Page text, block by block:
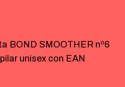
BOND SMOOTHER nº6
unisex con EAN